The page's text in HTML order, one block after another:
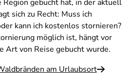
gebucht hat, in der aktuell
sich zu Recht: Muss ich
kann ich kostenlos stornieren?
möglich ist, hängt vor
Art von Reise gebucht wurde.
am Urlaubsort